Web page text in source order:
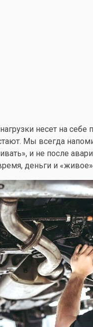
несет на
Мы всегда
и не после
деньги и